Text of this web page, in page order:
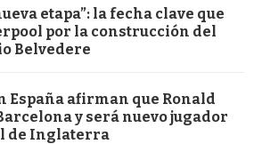
etapa”: la fecha clave que
por la construcción del
Belvedere
España afirman que Ronald
y será nuevo jugador
de Inglaterra